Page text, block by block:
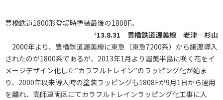
豊橋鉄道1800形登場時塗装最後の1808F。
‘13.8.31 豊橋鉄道渥美線 老津―杉山
2000年より、豊橋鉄道渥美線に東急（東急7200系）から譲渡導入
されたのが1800系であるが、2013年1月より渥美半島に咲く花をイ
メージデザイン化した”カラフルトレイン”のラッピング化が始ま
り、2000年以来導入時の塗装ラッピングも1808Fが9月1日から運用
を離れ、高師車両区にてカラフルトレインラッピング化工事に入